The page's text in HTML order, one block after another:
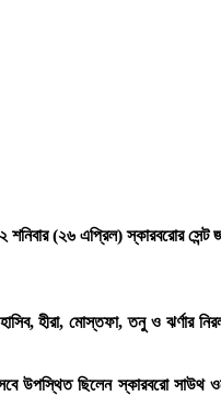
(২৬ এপ্রিল) স্কারবরোর সেন্ট
মোস্তফা, তনু ও ঝর্ণার নিরলস
ছিলেন স্কারবরো সাউথ